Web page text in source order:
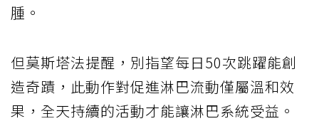
腫。
但莫斯塔法提醒，別指望每日50次跳躍能創
造奇蹟，此動作對促進淋巴流動僅屬溫和效
果，全天持續的活動才能讓淋巴系統受益。